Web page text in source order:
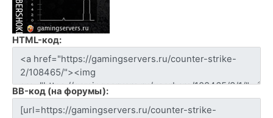
HTML-код:
BB-код (на форумы):